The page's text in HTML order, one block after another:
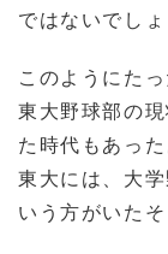
ではないでしょ
このようにた
東大野球部の
た時代もあっ
東大には、大
いう方がいたそ